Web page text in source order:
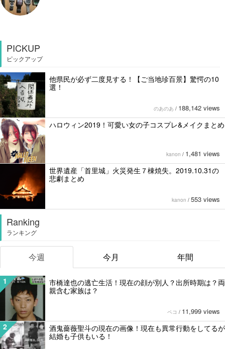
PICKUP
ピックアップ
他県民が必ず二度見する！【ご当地珍百景】驚愕の10
選！
のあのあ / 188,142 views
ハロウィン2019！可愛い女の子コスプレ&メイクまとめ
kanon / 1,481 views
世界遺産「首里城」火災発生７棟焼失。2019.10.31の
悲劇まとめ
kanon / 553 views
Ranking
ランキング
今週 今月 年間
1
市橋達也の逃亡生活！現在の顔が別人？出所時期は？両
親含む家族は？
ペコ / 11,999 views
2
酒鬼薔薇聖斗の現在の画像！現在も異常行動をしてるが
結婚も子供もいる！